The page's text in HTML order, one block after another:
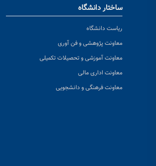
ساختار دانشگاه
ریاست دانشگاه
معاونت پژوهشی و فن آوری
معاونت آموزشی و تحصیلات تکمیلی
معاونت اداری مالی
معاونت فرهنگی و دانشجویی